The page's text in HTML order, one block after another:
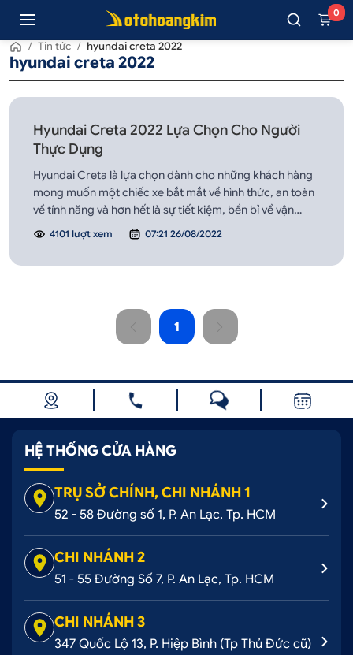
0
/ Tin tức / hyundai creta 2022
hyundai creta 2022
Hyundai Creta 2022 Lựa Chọn Cho Người
Thực Dụng
Hyundai Creta là lựa chọn dành cho những khách hàng
mong muốn một chiếc xe bắt mắt về hình thức, an toàn
về tính năng và hơn hết là sự tiết kiệm, bền bỉ về vận
hành.4101 lượt xem 07:21 26/08/2022
1
HỆ THỐNG CỬA HÀNG
TRỤ SỞ CHÍNH, CHI NHÁNH 1
52 - 58 Đường số 1, P. An Lạc, Tp. HCM
CHI NHÁNH 2
51 - 55 Đường Số 7, P. An Lạc, Tp. HCM
CHI NHÁNH 3
347 Quốc Lộ 13, P. Hiệp Bình (Tp Thủ Đức cũ)